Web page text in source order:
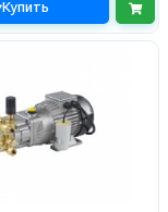
Купить